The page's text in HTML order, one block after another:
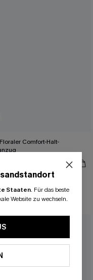
Comfort-Halt-
+1
Kontrolle
Staaten. Für das beste
Website zu wechseln.